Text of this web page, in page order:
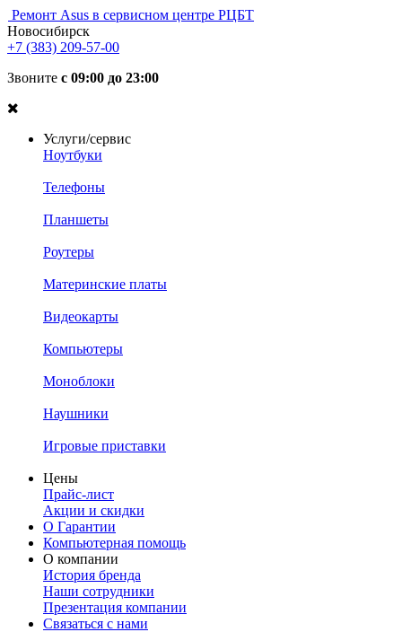
Ремонт Asus в сервисном центре РЦБТ
Новосибирск
+7 (383) 209-57-00
Звоните с 09:00 до 23:00
Услуги/сервис
Ноутбуки
Телефоны
Планшеты
Роутеры
Материнские платы
Видеокарты
Компьютеры
Моноблоки
Наушники
Игровые приставки
Цены
Прайс-лист
Акции и скидки
О Гарантии
Компьютерная помощь
О компании
История бренда
Наши сотрудники
Презентация компании
Связаться с нами